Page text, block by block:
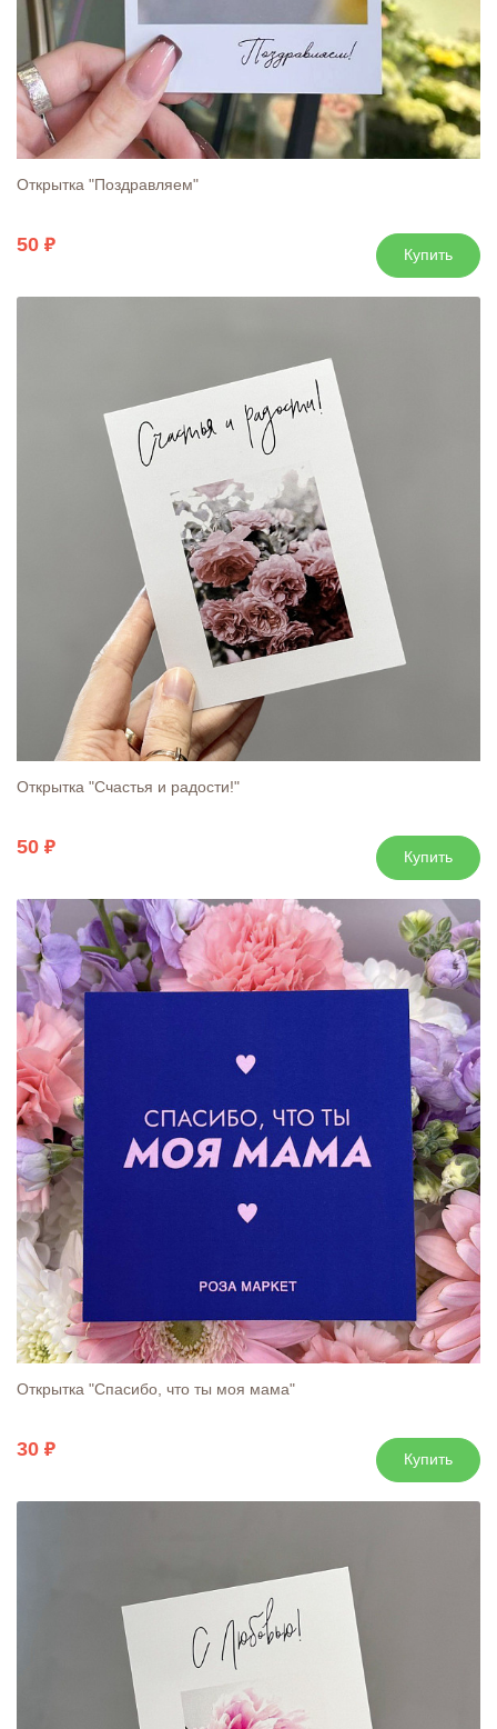
Открытка "Поздравляем"
50 Купить
Открытка "Счастья и радости!"
50 Купить
Открытка "Спасибо, что ты моя мама"
30 Купить